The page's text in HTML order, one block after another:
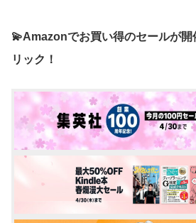
💫Amazonでお買い得のセールが
リック！